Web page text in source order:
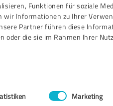
Funktionen für soziale
Informationen zu Ihrer
Partner führen diese
die sie im Rahmen Ihrer
Marketing
und neutral. Bewertungen
und sind weder